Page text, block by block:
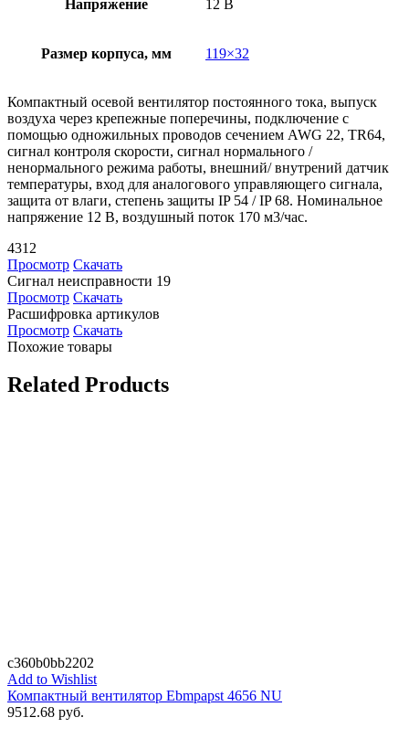
Напряжение 12 В
Размер корпуса, мм 119×32
Компактный осевой вентилятор постоянного тока, выпуск
воздуха через крепежные поперечины, подключение с
помощью одножильных проводов сечением AWG 22, TR64,
сигнал контроля скорости, сигнал нормального /
ненормального режима работы, внешний/ внутрений датчик
температуры, вход для аналогового управляющего сигнала,
защита от влаги, степень защиты IP 54 / IP 68. Номинальное
напряжение 12 В, воздушный поток 170 м3/час.
4312
Просмотр Скачать
Сигнал неисправности 19
Просмотр Скачать
Расшифровка артикулов
Просмотр Скачать
Похожие товары
Related Products
c360b0bb2202
Add to Wishlist
Компактный вентилятор Ebmpapst 4656 NU
9512.68 руб.